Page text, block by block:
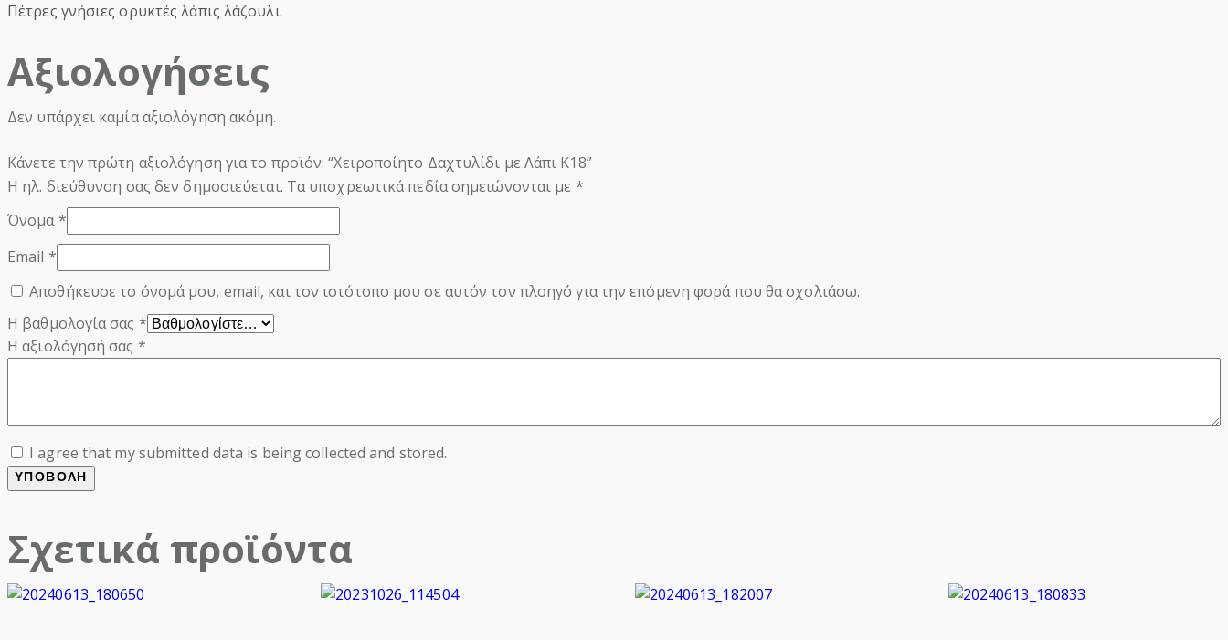
Πέτρες γνήσιες ορυκτές λάπις λάζουλι
Αξιολογήσεις
Δεν υπάρχει καμία αξιολόγηση ακόμη.
Κάνετε την πρώτη αξιολόγηση για το προϊόν: “Χειροποίητο Δαχτυλίδι με Λάπι Κ18”
Η ηλ. διεύθυνση σας δεν δημοσιεύεται. Τα υποχρεωτικά πεδία σημειώνονται με *
Όνομα*
Email *
Αποθήκευσε το όνομά μου, email, και τον ιστότοπο μου σε αυτόν τον πλοηγό για την επόμενη φορά που θα σχολιάσω.
Η βαθμολογία σας *
Η αξιολόγησή σας *
I agree that my submitted data is being collected and stored.
Σχετικά προϊόντα